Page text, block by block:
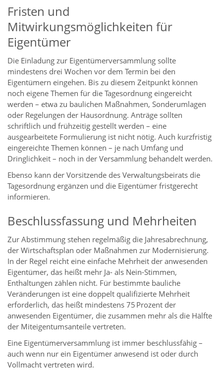
Fristen und
Mitwirkungsmöglichkeiten für
Eigentümer
Die Einladung zur Eigentümerversammlung sollte
mindestens drei Wochen vor dem Termin bei den
Eigentümern eingehen. Bis zu diesem Zeitpunkt können
noch eigene Themen für die Tagesordnung eingereicht
werden – etwa zu baulichen Maßnahmen, Sonderumlagen
oder Regelungen der Hausordnung. Anträge sollten
schriftlich und frühzeitig gestellt werden – eine
ausgearbeitete Formulierung ist nicht nötig. Auch kurzfristig
eingereichte Themen können – je nach Umfang und
Dringlichkeit – noch in der Versammlung behandelt werden.
Ebenso kann der Vorsitzende des Verwaltungsbeirats die
Tagesordnung ergänzen und die Eigentümer fristgerecht
informieren.
Beschlussfassung und Mehrheiten
Zur Abstimmung stehen regelmäßig die Jahresabrechnung,
der Wirtschaftsplan oder Maßnahmen zur Modernisierung.
In der Regel reicht eine einfache Mehrheit der anwesenden
Eigentümer, das heißt mehr Ja- als Nein-Stimmen,
Enthaltungen zählen nicht. Für bestimmte bauliche
Veränderungen ist eine doppelt qualifizierte Mehrheit
erforderlich, das heißt mindestens 75 Prozent der
anwesenden Eigentümer, die zusammen mehr als die Hälfte
der Miteigentumsanteile vertreten.
Eine Eigentümerversammlung ist immer beschlussfähig –
auch wenn nur ein Eigentümer anwesend ist oder durch
Vollmacht vertreten wird.